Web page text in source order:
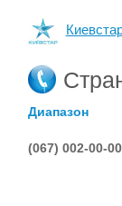
Диапазон
(067) 002-00-